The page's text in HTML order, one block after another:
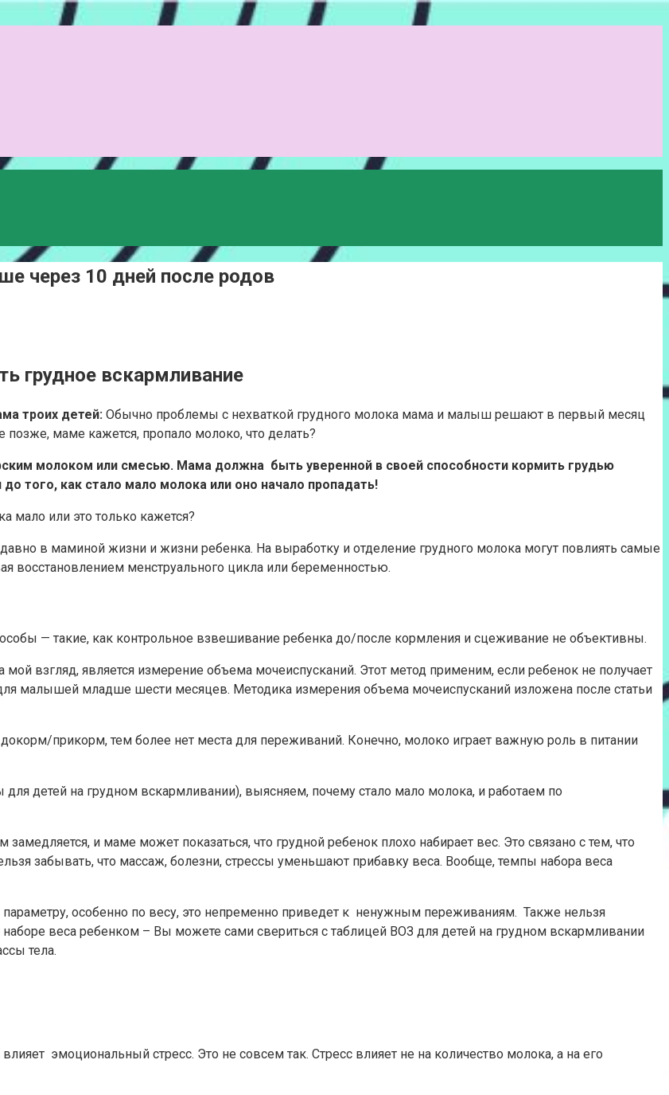
через 10 дней после родов
грудное вскармливание
троих детей: Обычно проблемы с нехваткой грудного молока мама и малыш решают в первый месяц
маме кажется, пропало молоко, что делать?
молоком или смесью. Мама должна быть уверенной в своей способности кормить грудью
того, как стало мало молока или оно начало пропадать!
мало или это только кажется?
в маминой жизни и жизни ребенка. На выработку и отделение грудного молока могут повлиять самые
восстановлением менструального цикла или беременностью.
— такие, как контрольное взвешивание ребенка до/после кормления и сцеживание не объективны.
взгляд, является измерение объема мочеиспусканий. Этот метод применим, если ребенок не получает
малышей младше шести месяцев. Методика измерения объема мочеиспусканий изложена после статьи
прикорм, тем более нет места для переживаний. Конечно, молоко играет важную роль в питании
детей на грудном вскармливании), выясняем, почему стало мало молока, и работаем по
и маме может показаться, что грудной ребенок плохо набирает вес. Это связано с тем, что
забывать, что массаж, болезни, стрессы уменьшают прибавку веса. Вообще, темпы набора веса
особенно по весу, это непременно приведет к ненужным переживаниям. Также нельзя
наборе веса ребенком – Вы можете сами свериться с таблицей ВОЗ для детей на грудном вскармливании
тела.
эмоциональный стресс. Это не совсем так. Стресс влияет не на количество молока, а на его